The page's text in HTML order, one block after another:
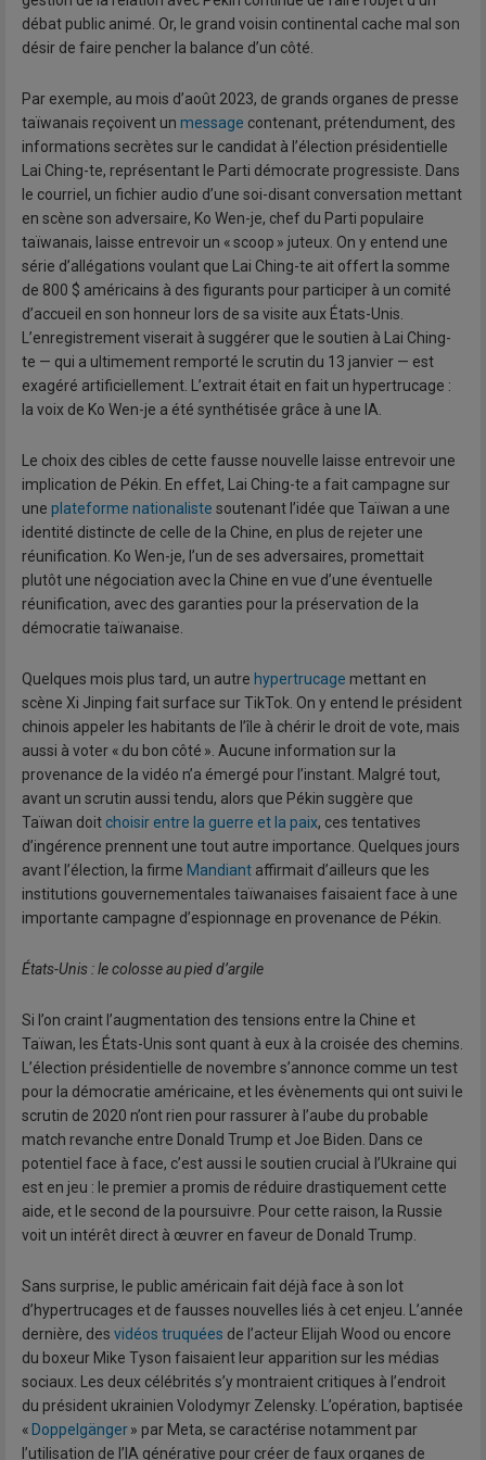
débat public animé. Or, le grand voisin continental cache mal son
désir de faire pencher la balance d’un côté.
Par exemple, au mois d’août 2023, de grands organes de presse
taïwanais reçoivent un message contenant, prétendument, des
informations secrètes sur le candidat à l’élection présidentielle
Lai Ching-te, représentant le Parti démocrate progressiste. Dans
le courriel, un fichier audio d’une soi-disant conversation mettant
en scène son adversaire, Ko Wen-je, chef du Parti populaire
taïwanais, laisse entrevoir un « scoop » juteux. On y entend une
série d’allégations voulant que Lai Ching-te ait offert la somme
de 800 $ américains à des figurants pour participer à un comité
d’accueil en son honneur lors de sa visite aux États-Unis.
L’enregistrement viserait à suggérer que le soutien à Lai Ching-
te — qui a ultimement remporté le scrutin du 13 janvier — est
exagéré artificiellement. L’extrait était en fait un hypertrucage :
la voix de Ko Wen-je a été synthétisée grâce à une IA.
Le choix des cibles de cette fausse nouvelle laisse entrevoir une
implication de Pékin. En effet, Lai Ching-te a fait campagne sur
une plateforme nationaliste soutenant l’idée que Taïwan a une
identité distincte de celle de la Chine, en plus de rejeter une
réunification. Ko Wen-je, l’un de ses adversaires, promettait
plutôt une négociation avec la Chine en vue d’une éventuelle
réunification, avec des garanties pour la préservation de la
démocratie taïwanaise.
Quelques mois plus tard, un autre hypertrucage mettant en
scène Xi Jinping fait surface sur TikTok. On y entend le président
chinois appeler les habitants de l’île à chérir le droit de vote, mais
aussi à voter « du bon côté ». Aucune information sur la
provenance de la vidéo n’a émergé pour l’instant. Malgré tout,
avant un scrutin aussi tendu, alors que Pékin suggère que
Taïwan doit choisir entre la guerre et la paix, ces tentatives
d’ingérence prennent une tout autre importance. Quelques jours
avant l’élection, la firme Mandiant affirmait d’ailleurs que les
institutions gouvernementales taïwanaises faisaient face à une
importante campagne d’espionnage en provenance de Pékin.
États-Unis : le colosse au pied d’argile
Si l’on craint l’augmentation des tensions entre la Chine et
Taïwan, les États-Unis sont quant à eux à la croisée des chemins.
L’élection présidentielle de novembre s’annonce comme un test
pour la démocratie américaine, et les évènements qui ont suivi le
scrutin de 2020 n’ont rien pour rassurer à l’aube du probable
match revanche entre Donald Trump et Joe Biden. Dans ce
potentiel face à face, c’est aussi le soutien crucial à l’Ukraine qui
est en jeu : le premier a promis de réduire drastiquement cette
aide, et le second de la poursuivre. Pour cette raison, la Russie
voit un intérêt direct à œuvrer en faveur de Donald Trump.
Sans surprise, le public américain fait déjà face à son lot
d’hypertrucages et de fausses nouvelles liés à cet enjeu. L’année
dernière, des vidéos truquées de l’acteur Elijah Wood ou encore
du boxeur Mike Tyson faisaient leur apparition sur les médias
sociaux. Les deux célébrités s’y montraient critiques à l’endroit
du président ukrainien Volodymyr Zelensky. L’opération, baptisée
« Doppelgänger» par Meta, se caractérise notamment par
l’utilisation de l’IA générative pour créer de faux organes de